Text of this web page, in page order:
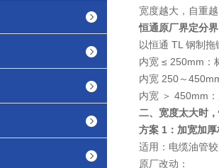
宽度越大，自重
恒通原厂界定分
以恒通 TL 钢制拖
内宽 ≤ 250mm
内宽 250～
内宽 ＞ 450mm
二、宽度太大时
方案 1：加宽加
适用：电缆油管
原厂改动：